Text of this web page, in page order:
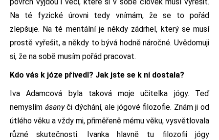
Na té fyzické úrovni tedy vnímám, že se to pořád
zlepšuje. Na té mentální je někdy zádrhel, který se musí
prostě vyřešit, a někdy to bývá hodně náročné. Uvědomuji
si, že na sobě musím pořád pracovat.
Kdo vás k józe přivedl? Jak jste se k ní dostala?
Iva Adamcová byla taková moje učitelka jógy. Teď
nemyslím ásanyči dýchání, ale jógové filozofie. Znám ji od
útlého věku a vždy mi, přiměřeně mému věku, vysvětlovala
různé skutečnosti. Ivanka hlavně tu filozofii jógy